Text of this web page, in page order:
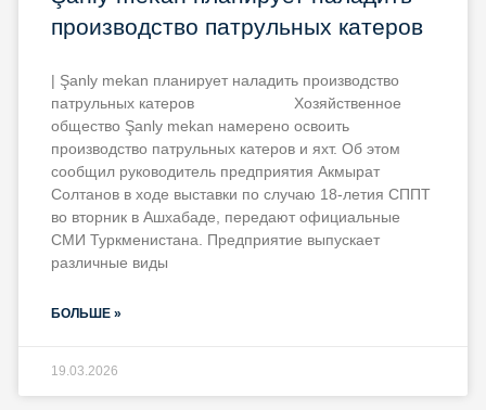
производство патрульных катеров
| Şanly mekan планирует наладить производство
патрульных катеров Хозяйственное
общество Şanly mekan намерено освоить
производство патрульных катеров и яхт. Об этом
сообщил руководитель предприятия Акмырат
Солтанов в ходе выставки по случаю 18-летия СППТ
во вторник в Ашхабаде, передают официальные
СМИ Туркменистана. Предприятие выпускает
различные виды
БОЛЬШЕ »
19.03.2026